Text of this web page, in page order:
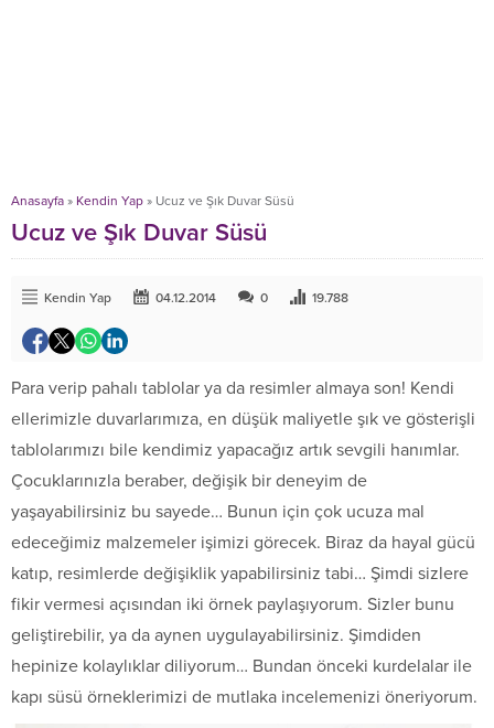
Anasayfa » Kendin Yap » Ucuz ve Şık Duvar Süsü
Ucuz ve Şık Duvar Süsü
Kendin Yap 04.12.2014 0 19.788
Para verip pahalı tablolar ya da resimler almaya son! Kendi
ellerimizle duvarlarımıza, en düşük maliyetle şık ve gösterişli
tablolarımızı bile kendimiz yapacağız artık sevgili hanımlar.
Çocuklarınızla beraber, değişik bir deneyim de
yaşayabilirsiniz bu sayede… Bunun için çok ucuza mal
edeceğimiz malzemeler işimizi görecek. Biraz da hayal gücü
katıp, resimlerde değişiklik yapabilirsiniz tabi… Şimdi sizlere
fikir vermesi açısından iki örnek paylaşıyorum. Sizler bunu
geliştirebilir, ya da aynen uygulayabilirsiniz. Şimdiden
hepinize kolaylıklar diliyorum… Bundan önceki kurdelalar ile
kapı süsü örneklerimizi de mutlaka incelemenizi öneriyorum.